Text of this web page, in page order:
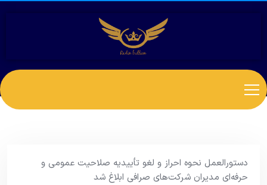
دستورالعمل نحوه احراز و لغو تأییدیه صلاحیت عمومی و
حرفه‌ای مدیران شرکت‌های صرافی ابلاغ شد